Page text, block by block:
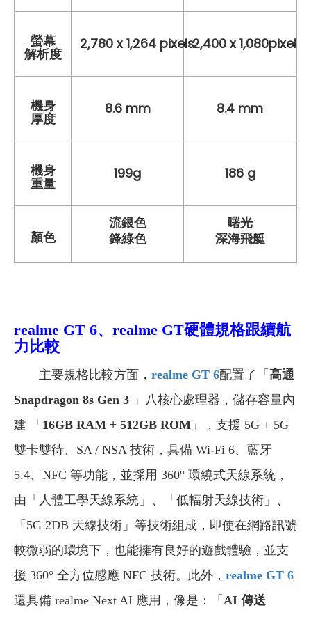
螢幕
解析度
2,780 x 1,264 pixels2,400 x 1,080pixels
機身
厚度
8.6 mm 8.4 mm
機身
重量
199g 186 g
顏色
流銀色
鋒綠色
曙光
深海飛艇
realme GT 6、realme GT硬體規格跟續航
力比較
主要規格比較方面， realme GT 6配置了「 高通
Snapdragon 8s Gen 3 」八核心處理器，儲存容量內
建 「 16GB RAM + 512GB ROM 」，支援 5G + 5G
雙卡雙待、SA / NSA 技術，具備 Wi-Fi 6、藍牙
5.4、NFC 等功能，並採用 360° 環繞式天線系統，
由「人體工學天線系統」、「低輻射天線技術」、
「5G 2DB 天線技術」等技術組成，即使在網路訊號
較微弱的環境下，也能擁有良好的遊戲體驗，並支
援 360° 全方位感應 NFC 技術。此外， realme GT 6
還具備 realme Next AI 應用，像是：「 AI 傳送